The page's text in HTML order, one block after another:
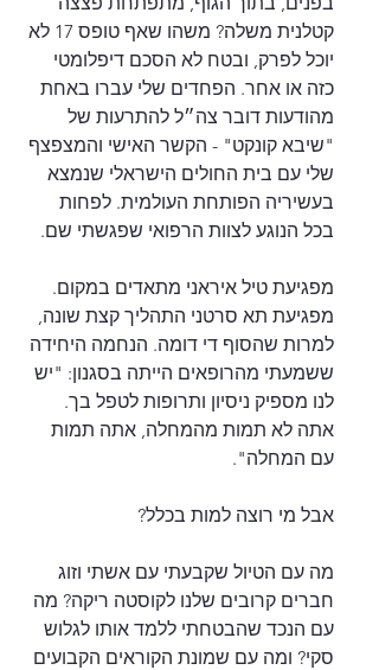
קטלנית משלה? משהו שאף טופס 17 לא
יוכל לפרק, ובטח לא הסכם דיפלומטי
כזה או אחר. הפחדים שלי עברו באחת
מהודעות דובר צה״ל להתרעות של
"שיבא קונקט" - הקשר האישי והמצפצף
שלי עם בית החולים הישראלי שנמצא
בעשיריה הפותחת העולמית. לפחות
בכל הנוגע לצוות הרפואי שפגשתי שם.
מפגיעת טיל איראני מתאדים במקום.
מפגיעת תא סרטני התהליך קצת שונה,
למרות שהסוף די דומה. הנחמה היחידה
ששמעתי מהרופאים הייתה בסגנון: "יש
לנו מספיק ניסיון ותרופות לטפל בך.
אתה לא תמות מהמחלה, אתה תמות
עם המחלה".
אבל מי רוצה למות בכלל?
מה עם הטיול שקבעתי עם אשתי וזוג
חברים קרובים שלנו לקוסטה ריקה? מה
עם הנכד שהבטחתי ללמד אותו לגלוש
סקי? ומה עם שמונת הקוראים הקבועים